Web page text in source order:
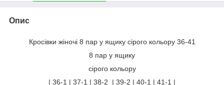
Опис
Кросівки жіночі 8 пар у ящику сірого кольору 36-41
8 пар у ящику
сірого кольору
| 36-1 | 37-1 | 38-2 | 39-2 | 40-1 | 41-1 |